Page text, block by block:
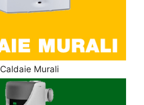
Caldaie Murali